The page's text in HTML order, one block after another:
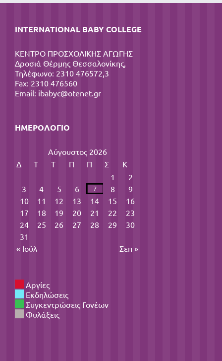
INTERNATIONAL BABY COLLEGE
ΚΕΝΤΡΟ ΠΡΟΣΧΟΛΙΚΗΣ ΑΓΩΓΗΣ
Δροσιά Θέρμης Θεσσαλονίκης,
Τηλέφωνο: 2310 476572,3
Fax: 2310 476560
Email: ibabyc@otenet.gr
ΗΜΕΡΟΛΌΓΙΟ
Αύγουστος 2026
Δ
Τ Τ Π Π Σ
Κ
1
2
3
4 5 6 7 8
9
10
11 12 13 14 15
16
17
18 19 20 21 22
23
24
25 26 27 28 29
30
31
« Ιούλ
Σεπ »
Αργίες
Εκδηλώσεις
Συγκεντρώσεις Γονέων
Φυλάξεις